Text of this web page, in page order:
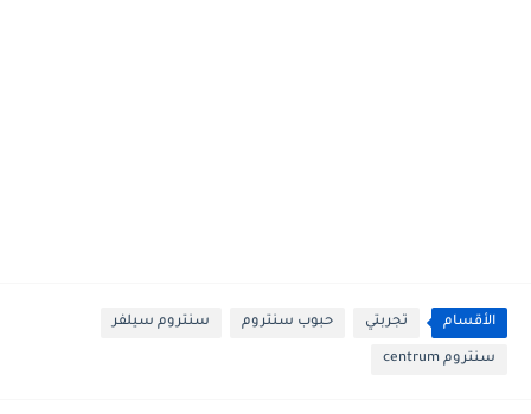
الأقسام تجربتي حبوب سنتروم سنتروم سيلفر
سنتروم centrum